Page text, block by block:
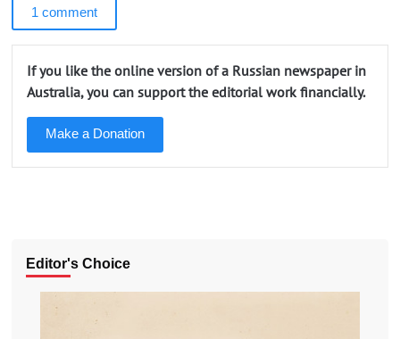
1 comment
If you like the online version of a Russian newspaper in
Australia, you can support the editorial work financially.
Make a Donation
Editor's Choice